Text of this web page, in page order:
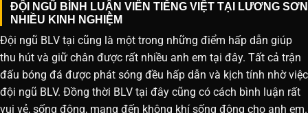
ĐỘI NGŨ BÌNH LUẬN VIÊN TIẾNG VIỆT TẠI LƯƠNG SƠN
NHIỀU KINH NGHIỆM
Đội ngũ BLV tại cũng là một trong những điểm hấp dẫn giúp
thu hút và giữ chân được rất nhiều anh em tại đây. Tất cả trận
đấu bóng đá được phát sóng đều hấp dẫn và kịch tính nhờ việc
đội ngũ BLV. Đồng thời BLV tại đây cũng có cách bình luận rất
vui vẻ, sống động, mang đến không khí sống động cho anh em.